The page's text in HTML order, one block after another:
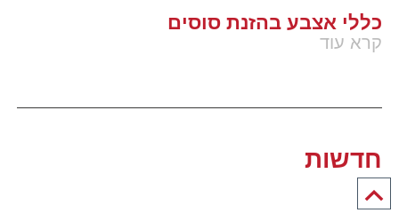
חדשות
כללי אצבע בהזנת סוסים
קרא עוד